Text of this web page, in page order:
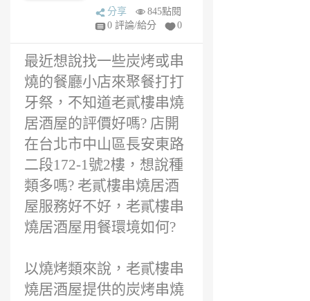
6
年
分享
845點閱
0 評論/給分
0
最近想說找一些炭烤或串
燒的餐廳小店來聚餐打打
牙祭，不知道老貳樓串燒
居酒屋的評價好嗎? 店開
在台北市中山區長安東路
二段172-1號2樓，想說種
類多嗎? 老貳樓串燒居酒
屋服務好不好，老貳樓串
燒居酒屋用餐環境如何?
以燒烤類來說，老貳樓串
燒居酒屋提供的炭烤串燒